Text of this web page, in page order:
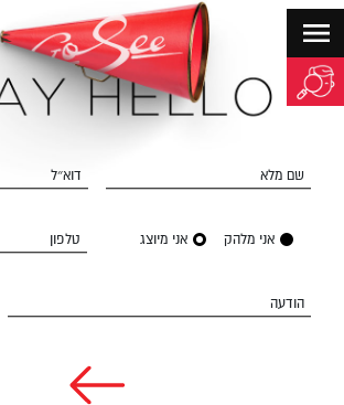
שם מלא דוא״ל
אני מלהק אני מיוצג טלפון
הודעה